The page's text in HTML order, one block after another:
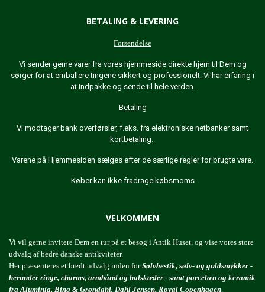
BETALING & LEVERING
Forsendelse
Vi sender gerne varer fra vores hjemmeside direkte hjem til Dem og
sørger for at emballere tingene sikkert og professionelt. Vi har erfaring i
at indpakke og sende til hele verden.
Betaling
Vi modtager bank overførsler, f.eks. fra elektroniske netbanker samt
kortbetaling.
Varene på Hjemmesiden sælges efter de særlige regler for brugte vare.
Køber kan ikke fradrage købsmoms
VELKOMMEN
Vi vil gerne invitere Dem en tur på et besøg i Antik Huset, og vise vores store
udvalg af bedre danske antikviteter.
Her præsenteres et bredt udvalg inden forSølvbestik, sølv- og guldsmykker -
herunder ringe, charms, armbånd og halskæder - samt porcelæn og keramik
fra Aluminia, Bing & Grøndahl, Dahl Jensen, Royal Copenhagen.